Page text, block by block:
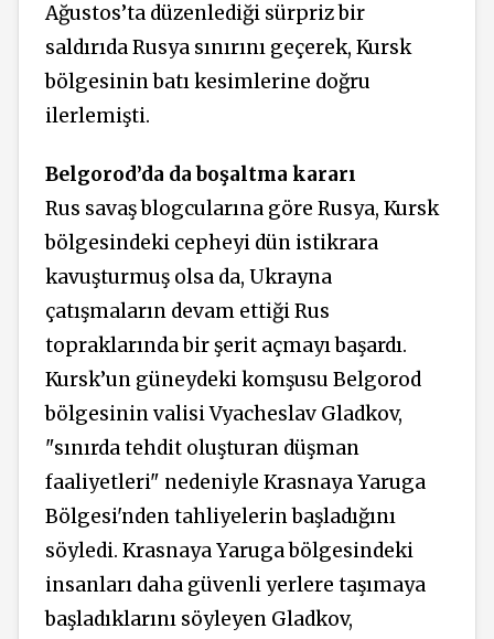
Ağustos’ta düzenlediği sürpriz bir
saldırıda Rusya sınırını geçerek, Kursk
bölgesinin batı kesimlerine doğru
ilerlemişti.
Belgorod’da da boşaltma kararı
Rus savaş blogcularına göre Rusya, Kursk
bölgesindeki cepheyi dün istikrara
kavuşturmuş olsa da, Ukrayna
çatışmaların devam ettiği Rus
topraklarında bir şerit açmayı başardı.
Kursk’un güneydeki komşusu Belgorod
bölgesinin valisi Vyacheslav Gladkov,
"sınırda tehdit oluşturan düşman
faaliyetleri" nedeniyle Krasnaya Yaruga
Bölgesi'nden tahliyelerin başladığını
söyledi. Krasnaya Yaruga bölgesindeki
insanları daha güvenli yerlere taşımaya
başladıklarını söyleyen Gladkov,